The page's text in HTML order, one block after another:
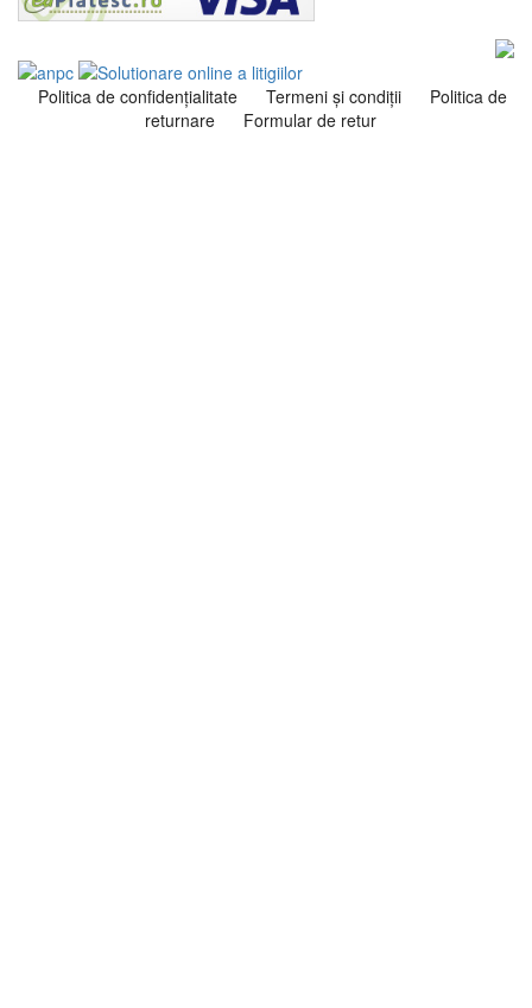
Politica de confidenţialitate Termeni şi condiţii
Politica de
returnare
Formular de retur